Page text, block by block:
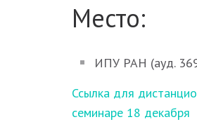
Место:
ИПУ РАН (ауд.
Навигация
по
Ссылка для
семинаре 18 декабря